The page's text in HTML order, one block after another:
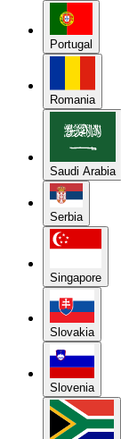
Portugal
Romania
Saudi Arabia
Serbia
Singapore
Slovakia
Slovenia